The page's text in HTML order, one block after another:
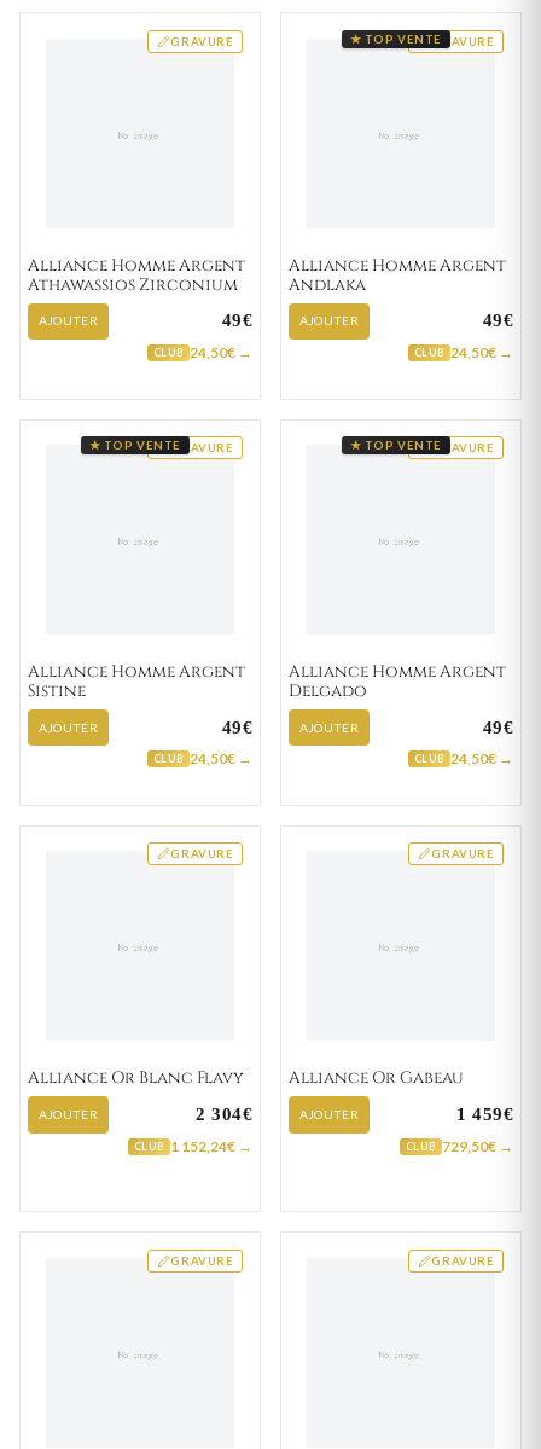
GRAVURE
Alliance Homme Argent
Athawassios Zirconium
AJOUTER 49€
CLUB 24,50€ →
GRAVURE
★ TOP VENTE
Alliance Homme Argent
Andlaka
AJOUTER 49€
CLUB 24,50€ →
GRAVURE
★ TOP VENTE
Alliance Homme Argent
Sistine
AJOUTER 49€
CLUB 24,50€ →
GRAVURE
★ TOP VENTE
Alliance Homme Argent
Delgado
AJOUTER 49€
CLUB 24,50€ →
GRAVURE
Alliance Or Blanc Flavy
AJOUTER 2 304€
CLUB 1 152,24€ →
GRAVURE
Alliance Or Gabeau
AJOUTER 1 459€
CLUB 729,50€ →
GRAVURE GRAVURE